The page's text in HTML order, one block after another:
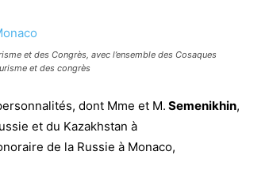
et des Congrès, avec l’ensemble des Cosaques
et des congrès
dont Mme et M. Semenikhin,
et du Kazakhstan à
de la Russie à Monaco,